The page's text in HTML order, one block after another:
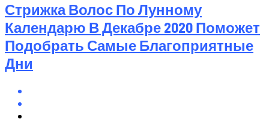
Стрижка Волос По Лунному
Календарю В Декабре 2020 Поможет
Подобрать Самые Благоприятные
Дни